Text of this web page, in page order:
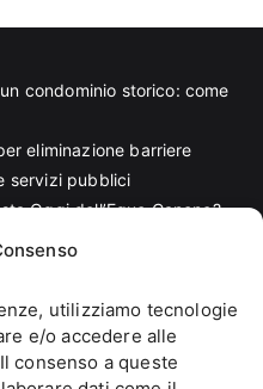
utilizziamo tecnologie
e/o accedere alle
consenso a queste
condominio storico: come
eliminazione barriere
servizi pubblici
Oggi dell’Equo Canone?
Tecnica per Progettisti e
progettazione ascensore